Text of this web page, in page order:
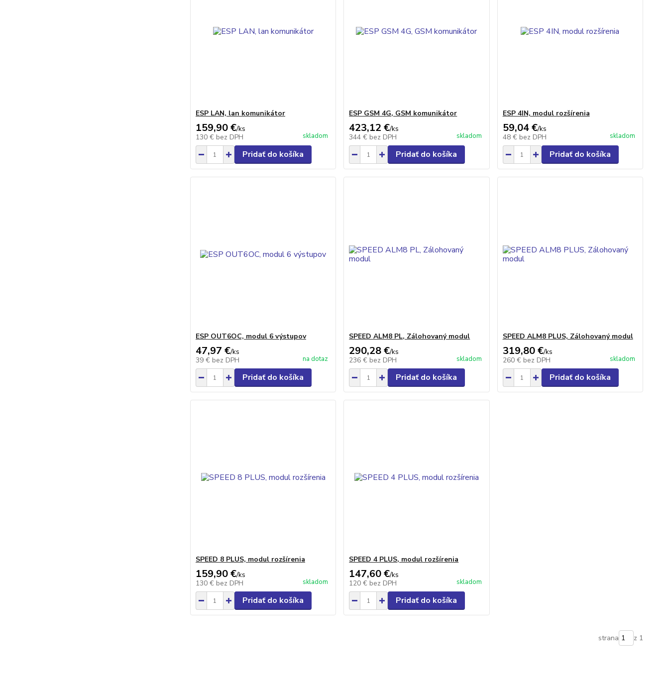
ESP LAN, lan komunikátor
159,90 €/ks
130 € bez DPH skladom
Pridať do košíka
ESP GSM 4G, GSM komunikátor
423,12 €/ks
344 € bez DPH skladom
Pridať do košíka
ESP 4IN, modul rozšírenia
59,04 €/ks
48 € bez DPH skladom
Pridať do košíka
ESP OUT6OC, modul 6 výstupov
47,97 €/ks
39 € bez DPH na dotaz
Pridať do košíka
SPEED ALM8 PL, Zálohovaný modul
290,28 €/ks
236 € bez DPH skladom
Pridať do košíka
SPEED ALM8 PLUS, Zálohovaný modul
319,80 €/ks
260 € bez DPH skladom
Pridať do košíka
SPEED 8 PLUS, modul rozšírenia
159,90 €/ks
130 € bez DPH skladom
Pridať do košíka
SPEED 4 PLUS, modul rozšírenia
147,60 €/ks
120 € bez DPH skladom
Pridať do košíka
strana z 1